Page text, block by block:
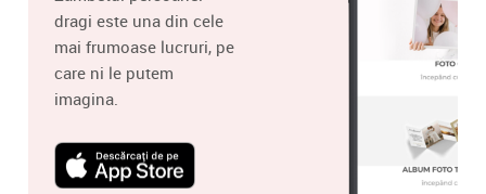
dragi este una din cele
mai frumoase lucruri, pe
care ni le putem
imagina.